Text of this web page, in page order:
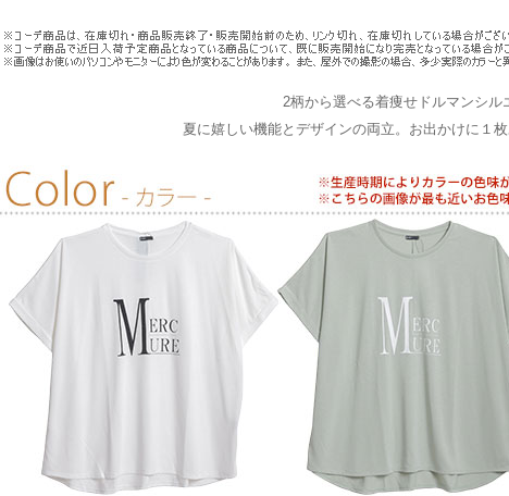
2柄から選べる着痩せドルマンシル
夏に嬉しい機能とデザインの両立。お出かけに１